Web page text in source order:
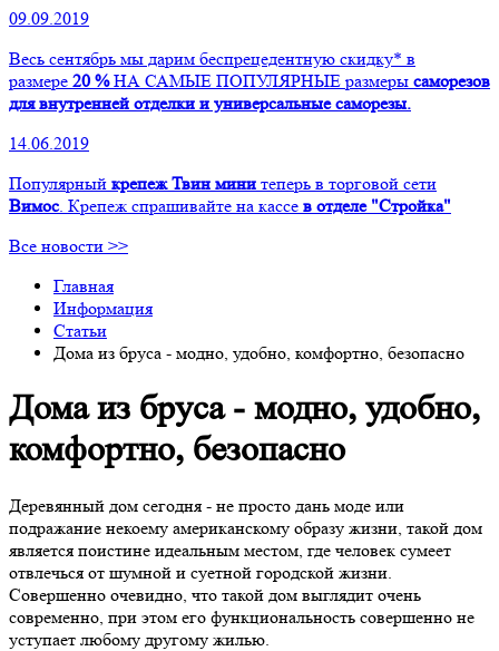
09.09.2019
Весь сентябрь мы дарим беспрецедентную скидку* в
размере 20 %НА САМЫЕ ПОПУЛЯРНЫЕ размеры саморезов
для внутренней отделки и универсальные саморезы.
14.06.2019
Популярный крепеж Твин мини теперь в торговой сети
Вимос. Крепеж спрашивайте на кассе в отделе "Стройка"
Все новости >>
Главная
Информация
Статьи
Дома из бруса - модно, удобно, комфортно, безопасно
Дома из бруса - модно, удобно,
комфортно, безопасно
Деревянный дом сегодня - не просто дань моде или
подражание некоему американскому образу жизни, такой дом
является поистине идеальным местом, где человек сумеет
отвлечься от шумной и суетной городской жизни.
Совершенно очевидно, что такой дом выглядит очень
современно, при этом его функциональность совершенно не
уступает любому другому жилью.